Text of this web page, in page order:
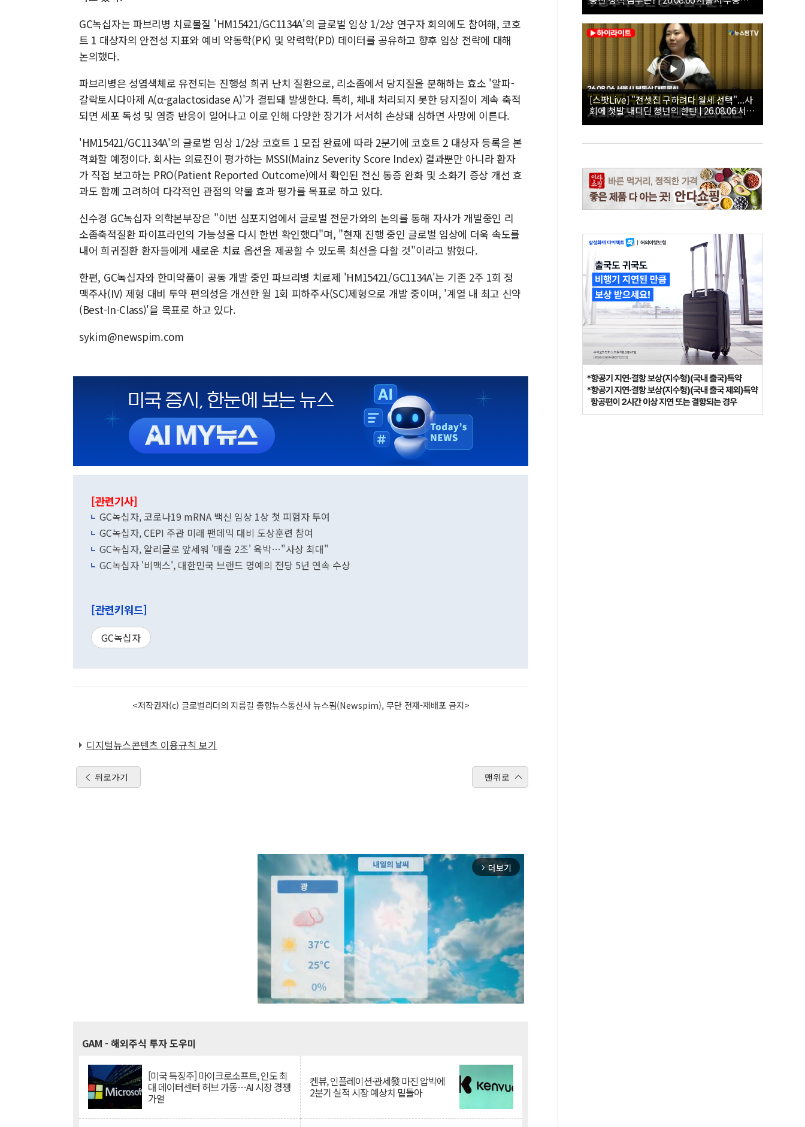
GC녹십자는 파브리병 치료물질 'HM15421/GC1134A'의 글로벌 임상 1/2상 연구자 회의에도 참여해, 코호
트 1 대상자의 안전성 지표와 예비 약동학(PK) 및 약력학(PD) 데이터를 공유하고 향후 임상 전략에 대해
논의했다.
파브리병은 성염색체로 유전되는 진행성 희귀 난치 질환으로, 리소좀에서 당지질을 분해하는 효소 '알파-
갈락토시다아제 A(α-galactosidase A)'가 결핍돼 발생한다. 특히, 체내 처리되지 못한 당지질이 계속 축적
되면 세포 독성 및 염증 반응이 일어나고 이로 인해 다양한 장기가 서서히 손상돼 심하면 사망에 이른다.
'HM15421/GC1134A'의 글로벌 임상 1/2상 코호트 1 모집 완료에 따라 2분기에 코호트 2 대상자 등록을 본
격화할 예정이다. 회사는 의료진이 평가하는 MSSI(Mainz Severity Score Index) 결과뿐만 아니라 환자
가 직접 보고하는 PRO(Patient Reported Outcome)에서 확인된 전신 통증 완화 및 소화기 증상 개선 효
과도 함께 고려하여 다각적인 관점의 약물 효과 평가를 목표로 하고 있다.
신수경 GC녹십자 의학본부장은 "이번 심포지엄에서 글로벌 전문가와의 논의를 통해 자사가 개발중인 리
소좀축적질환 파이프라인의 가능성을 다시 한번 확인했다"며, "현재 진행 중인 글로벌 임상에 더욱 속도를
내어 희귀질환 환자들에게 새로운 치료 옵션을 제공할 수 있도록 최선을 다할 것"이라고 밝혔다.
한편, GC녹십자와 한미약품이 공동 개발 중인 파브리병 치료제 'HM15421/GC1134A'는 기존 2주 1회 정
맥주사(IV) 제형 대비 투약 편의성을 개선한 월 1회 피하주사(SC)제형으로 개발 중이며, '계열 내 최고 신약
(Best-In-Class)'을 목표로 하고 있다.
sykim@newspim.com
[관련기사]
GC녹십자, 코로나19 mRNA 백신 임상 1상 첫 피험자 투여
GC녹십자, CEPI 주관 미래 팬데믹 대비 도상훈련 참여
GC녹십자, 알리글로 앞세워 '매출 2조' 육박…"사상 최대"
GC녹십자 '비맥스', 대한민국 브랜드 명예의 전당 5년 연속 수상
[관련키워드]
GC녹십자
<저작권자(c) 글로벌리더의 지름길 종합뉴스통신사 뉴스핌(Newspim), 무단 전재-재배포 금지>
디지털뉴스콘텐츠 이용규칙 보기
뒤로가기 맨위로
arrow_forward_ios 더보기
GAM - 해외주식 투자 도우미
[미국 특징주] 마이크로소프트, 인도 최
대 데이터센터 허브 가동…AI 시장 경쟁
가열
켄뷰, 인플레이션·관세發 마진 압박에
2분기 실적 시장 예상치 밑돌아
대토론회
[스팟Live] "전셋집 구하려다 월세 선택"...사
회에 첫발 내디딘 청년의 한탄 | 26.08.06 서울
시 부동산 대토론회